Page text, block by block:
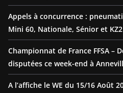
Appels à concurrence :
Mini 60, Nationale, Sénior et KZ2
Championnat de France FFSA –
disputées ce week-end à
A l’affiche le WE du 15/16 Août